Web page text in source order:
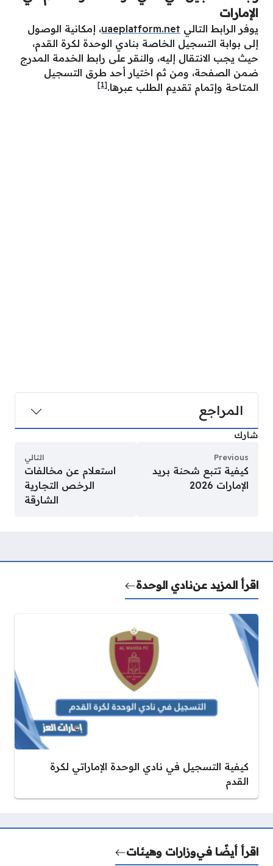
الإمارات
يوفر الرابط التالي uaeplatform.net، إمكانية الوصول
إلى بوابة التسجيل الخاصة بنادي الوحدة لكرة القدم،
حيث يجب الانتقال إليه، والنقر على رابط الخدمة المدرج
ضمن الصفحة، ومن ثم اختيار أحد طرق التسجيل
المتاحة وإتمام تقديم الطلب عبرها.[1]
المراجع
شارك
Previous
كيفية تتبع شحنة بريد
الإمارات 2026
التالي
استعلام عن مخالفات
الرخص التجارية
الشارقة
اقرأ المزيد عننادي الوحدة
كيفية التسجيل في نادي الوحدة الإماراتي لكرة
القدم
اقرأ أيضًا فيوزارات وهيئات